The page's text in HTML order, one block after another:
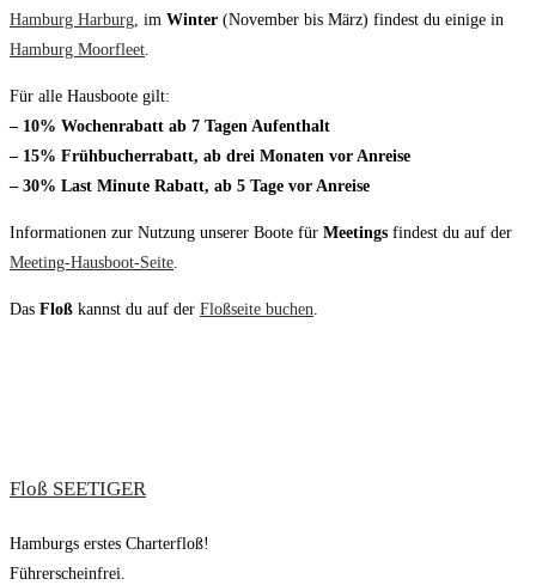
Hamburg Harburg, im Winter (November bis März) findest du einige in
Hamburg Moorfleet.
Für alle Hausboote gilt:
– 10% Wochenrabatt ab 7 Tagen Aufenthalt
– 15% Frühbucherrabatt, ab drei Monaten vor Anreise
– 30% Last Minute Rabatt, ab 5 Tage vor Anreise
Informationen zur Nutzung unserer Boote für Meetings findest du auf der
Meeting-Hausboot-Seite.
Das Floß kannst du auf der Floßseite buchen.
Floß SEETIGER
Hamburgs erstes Charterfloß!
Führerscheinfrei.